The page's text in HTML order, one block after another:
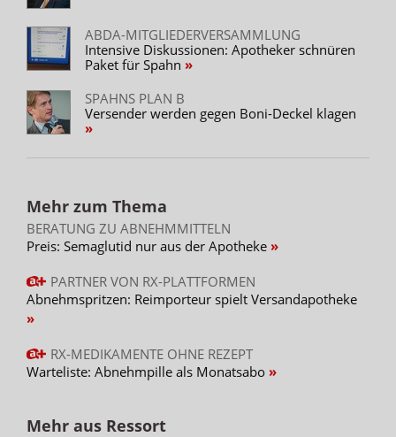
ABDA-MITGLIEDERVERSAMMLUNG
Intensive Diskussionen: Apotheker schnüren
Paket für Spahn
SPAHNS PLAN B
Versender werden gegen Boni-Deckel klagen
Mehr zum Thema
BERATUNG ZU ABNEHMMITTELN
Preis: Semaglutid nur aus der Apotheke
PARTNER VON RX-PLATTFORMEN
Abnehmspritzen: Reimporteur spielt Versandapotheke
RX-MEDIKAMENTE OHNE REZEPT
Warteliste: Abnehmpille als Monatsabo
Mehr aus Ressort